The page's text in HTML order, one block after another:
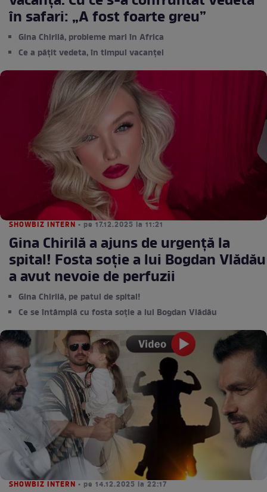
în safari: „A fost foarte greu”
Gina Chirilă, probleme mari în Africa
Ce a pățit vedeta, în timpul vacanței
SHOWBIZ INTERN • pe 17.12.2025 la 11:21
Gina Chirilă a ajuns de urgență la
spital! Fosta soție a lui Bogdan Vlădău
a avut nevoie de perfuzii
Gina Chirilă, pe patul de spital!
Ce se întâmplă cu fosta soție a lui Bogdan Vlădău
SHOWBIZ INTERN • pe 14.12.2025 la 22:17